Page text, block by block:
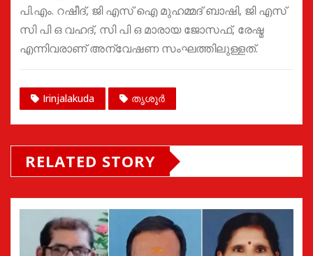
പി.എം. റഷീദ്, ജി എസ് ഐ മുഹമ്മദ് ബാഷി, ജി എസ്
സി പി ഒ വഹദ്, സി പി ഒ മാരായ ജോസഫ്, രേഷ്മ
എന്നിവരാണ് അന്വേഷണ സംഘത്തിലുള്ളത്.
Irinjalakuda തൃശൂർ
RELATED STORY